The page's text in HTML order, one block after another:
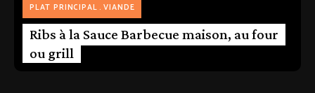
PLAT PRINCIPAL VIANDE
Ribs à la Sauce Barbecue maison, au four
ou grill